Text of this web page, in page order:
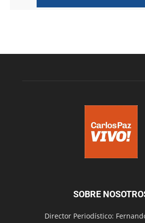
SOBRE
Director Periodístico: